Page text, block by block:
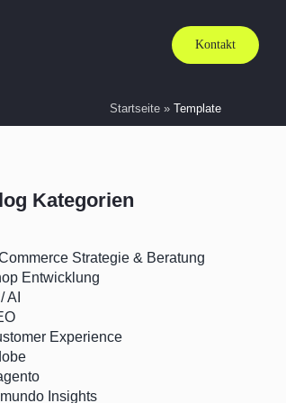
Kontakt
Startseite » Template
Kategorien
Strategie & Beratung
Entwicklung
AI
Experience
Insights